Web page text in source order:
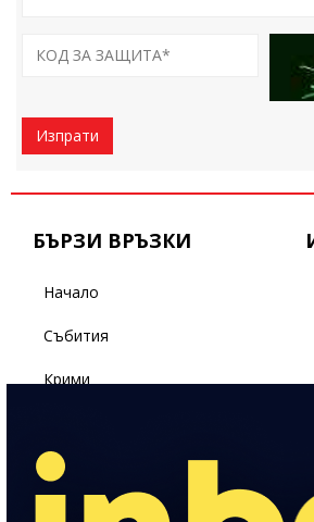
Изпрати
БЪРЗИ ВРЪЗКИ
Начало
Събития
Крими
Политика